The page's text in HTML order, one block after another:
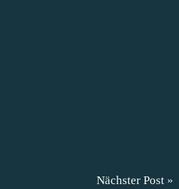
Nächster Post »